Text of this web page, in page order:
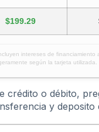
$199.29
intereses de financiamiento
según la tarjeta utilizada.
crédito o débito,
y deposito